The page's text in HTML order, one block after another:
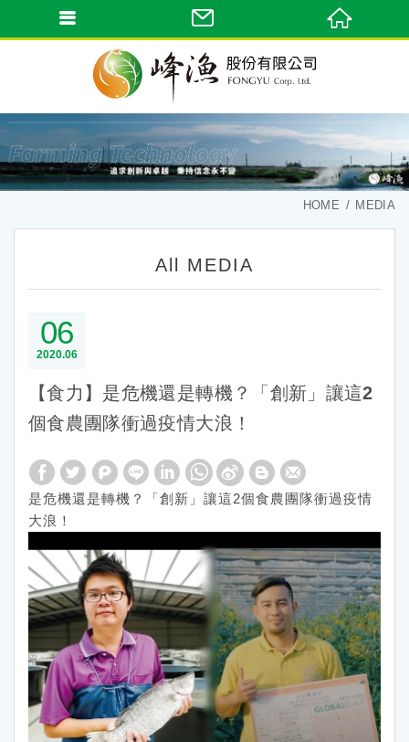
HOME MEDIA
All MEDIA
06
06
2020
【食力】是危機還是轉機？「創新」讓這2
個食農團隊衝過疫情大浪！
是危機還是轉機？「創新」讓這2個食農團隊衝過疫情
大浪！